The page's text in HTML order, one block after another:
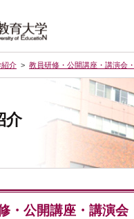
紹介 > 教員研修・公開講座・講演会
介
・公開講座・講演会